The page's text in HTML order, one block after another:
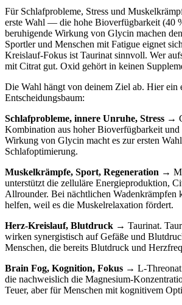
Für Schlafprobleme, Stress und
erste Wahl — die hohe Bioverfügbarkeit (40
beruhigende Wirkung von Glycin machen
Sportler und Menschen mit Fatigue eignet
Kreislauf-Fokus ist Taurinat sinnvoll. Wer
mit Citrat gut. Oxid gehört in keinen
Die Wahl hängt von deinem Ziel ab. Hier ein
Entscheidungsbaum:
Schlafprobleme, innere Unruhe, Stress →
Kombination aus hoher Bioverfügbarkeit und
Wirkung von Glycin macht es zur ersten
Schlafoptimierung.
Muskelkrämpfe, Sport, Regeneration →
unterstützt die zelluläre Energieproduktion,
Allrounder. Bei nächtlichen Wadenkrämpfen
helfen, weil es die Muskelrelaxation fördert.
Herz-Kreislauf, Blutdruck → Taurinat.
wirken synergistisch auf Gefäße und
Menschen, die bereits Blutdruck und
Brain Fog, Kognition, Fokus → L-
die nachweislich die Magnesium-
Teuer, aber für Menschen mit kognitivem